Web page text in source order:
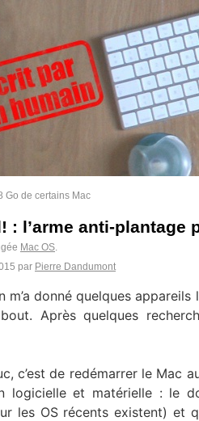
Go de certains Mac
: l’arme anti-plantage
Mac OS.
par Pierre Dandumont
m’a donné quelques
Après quelques
c’est de redémarrer le Mac
logicielle et matérielle : le
les OS récents existent) et